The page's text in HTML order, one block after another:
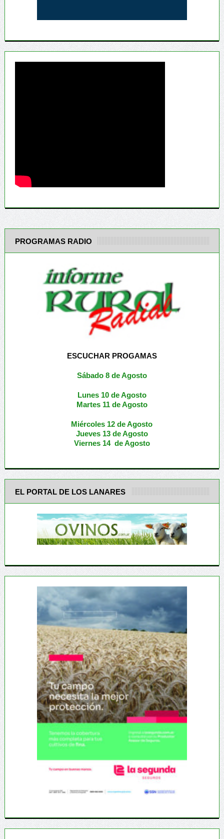
PROGRAMAS RADIO
ESCUCHAR PROGAMAS
Sábado 8 de Agosto
Lunes 10 de Agosto
Martes 11 de Agosto
Miércoles 12 deAgosto
Jueves 13 de Agosto
Viernes 14 de Agosto
EL PORTAL DE LOS LANARES